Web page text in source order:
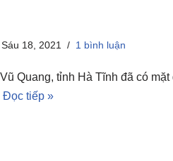
18, 2021 1 bình luận
Quang, tỉnh Hà Tĩnh đã có
Đọc tiếp »